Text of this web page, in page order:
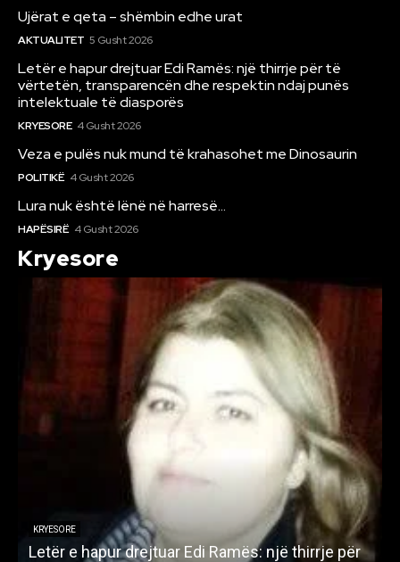
Ujërat e qeta – shëmbin edhe urat
AKTUALITET 5 Gusht 2026
Letër e hapur drejtuar Edi Ramës: një thirrje për të
vërtetën, transparencën dhe respektin ndaj punës
intelektuale të diasporës
KRYESORE 4 Gusht 2026
Veza e pulës nuk mund të krahasohet me Dinosaurin
POLITIKË 4 Gusht 2026
Lura nuk është lënë në harresë…
HAPËSIRË 4 Gusht 2026
Kryesore
KRYESORE
Letër e hapur drejtuar Edi Ramës: një thirrje për